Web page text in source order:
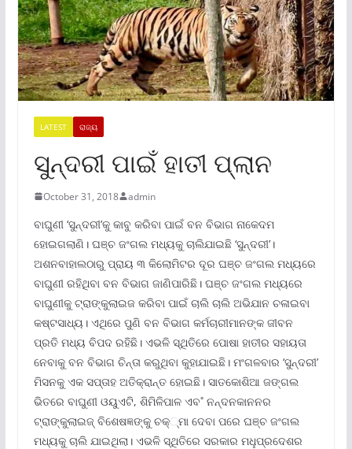
LATEST ରାଜ୍ୟ
ସୁନ୍ଦରୀ ପାଇଁ ହାତୀ ପ୍ଲାନ
October 31, 2018 admin
ବାଘୁଣୀ ‘ସୁନ୍ଦରୀ’କୁ କାବୁ କରିବା ପାଇଁ ବନ ବିଭାଗ ନାକେଦମ
ହୋଇଗଲାଣି। ଘଞ୍ଚ ଜଂଗଲ ମଧ୍ୟକୁ ଚାଲିଯାଇଛି ‘ସୁନ୍ଦରୀ’।
ଅଶନବାହାଲଠାରୁ ପ୍ରାୟ ୩ କିଲୋମିଟର ଦୂର ଘଞ୍ଚ ଜଂଗଲ ମଧ୍ୟରେ
ବାଘୁଣୀ ରହିଥିବା ବନ ବିଭାଗ ଜାଣିପାରିଛି। ଘଞ୍ଚ ଜଂଗଲ ମଧ୍ୟରେ
ବାଘୁଣୀକୁ ଟ୍ରାଙ୍କୁଲାଇଜ କରିବା ପାଇଁ ଚାଲି ଚାଲି ଅଭିଯାନ ଚଳାଇବା
କଷ୍ଟସାଧ୍ୟ। ଏଥିରେ ପୁଣି ବନ ବିଭାଗ କର୍ମଚାରୀମାନଙ୍କ ଜୀବନ
ପ୍ରତି ମଧ୍ୟ ବିପଦ ରହିଛି। ଏଭଳି ସ୍ଥିତି‌ରେ ପୋଷା ହାତୀର ସହାୟତା
ନେବାକୁ ବନ ବିଭାଗ ଚିନ୍ତା କରୁଥିବା କୁହାଯାଇଛି। ମଂଗଳବାର ‘ସୁନ୍ଦରୀ’
ମିସନକୁ ଏକ ସପ୍ତାହ ଅତିକ୍ରାନ୍ତ ହୋଇଛି। ସାତକୋଶିଆ ଜଙ୍ଗଲ
ଭିତରେ ବାଘୁଣୀ ଓୟୁଏଟି, ଶିମିଳିପାଳ ଏବ˚ ନନ୍ଦନକାନନର
ଟ୍ରାଙ୍କୁଲାଇଜ୍‌ ବିଶେଷଜ୍ଞଙ୍କୁ ଚକ୍୍ମା ଦେବା ପରେ ଘଞ୍ଚ ଜଂଗଲ
ମଧ୍ୟକୁ ଚାଲି ଯାଇଥିଲା। ଏଭଳି ସ୍ଥିତିରେ ସରକାର ମଧୢପ୍ରଦେଶର